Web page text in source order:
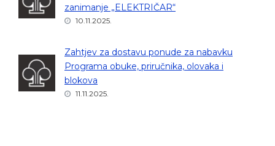
zanimanje „ELEKTRIČAR“
10.11.2025.
Zahtjev za dostavu ponude za nabavku
Programa obuke, priručnika, olovaka i
blokova
11.11.2025.